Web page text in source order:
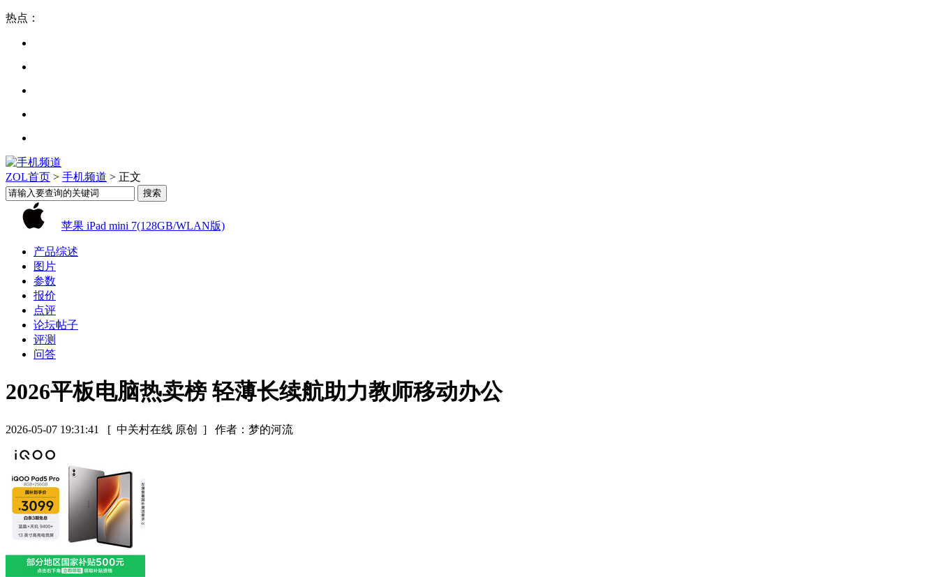
热点：
ZOL首页 > 手机频道 > 正文
苹果 iPad mini 7(128GB/WLAN版)
产品综述
图片
参数
报价
点评
论坛帖子
评测
问答
2026平板电脑热卖榜 轻薄长续航助力教师移动办公
2026-05-07 19:31:41 [ 中关村在线 原创 ] 作者：梦的河流